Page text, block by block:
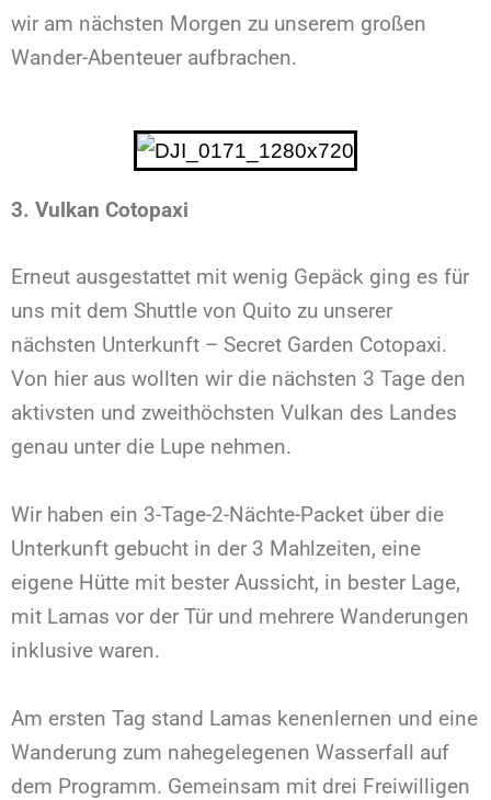
wir am nächsten Morgen zu unserem großen
Wander-Abenteuer aufbrachen.
3. Vulkan Cotopaxi
Erneut ausgestattet mit wenig Gepäck ging es für
uns mit dem Shuttle von Quito zu unserer
nächsten Unterkunft – Secret Garden Cotopaxi.
Von hier aus wollten wir die nächsten 3 Tage den
aktivsten und zweithöchsten Vulkan des Landes
genau unter die Lupe nehmen.
Wir haben ein 3-Tage-2-Nächte-Packet über die
Unterkunft gebucht in der 3 Mahlzeiten, eine
eigene Hütte mit bester Aussicht, in bester Lage,
mit Lamas vor der Tür und mehrere Wanderungen
inklusive waren.
Am ersten Tag stand Lamas kenenlernen und eine
Wanderung zum nahegelegenen Wasserfall auf
dem Programm. Gemeinsam mit drei Freiwilligen